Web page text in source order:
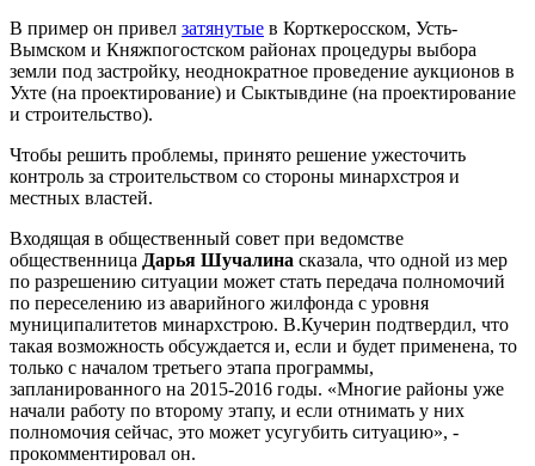
В пример он привел затянутые в Корткеросском, Усть-
Вымском и Княжпогостском районах процедуры выбора
земли под застройку, неоднократное проведение аукционов в
Ухте (на проектирование) и Сыктывдине (на проектирование
и строительство).
Чтобы решить проблемы, принято решение ужесточить
контроль за строительством со стороны минархстроя и
местных властей.
Входящая в общественный совет при ведомстве
общественница Дарья Шучалина сказала, что одной из мер
по разрешению ситуации может стать передача полномочий
по переселению из аварийного жилфонда с уровня
муниципалитетов минархстрою. В.Кучерин подтвердил, что
такая возможность обсуждается и, если и будет применена, то
только с началом третьего этапа программы,
запланированного на 2015-2016 годы. «Многие районы уже
начали работу по второму этапу, и если отнимать у них
полномочия сейчас, это может усугубить ситуацию», -
прокомментировал он.